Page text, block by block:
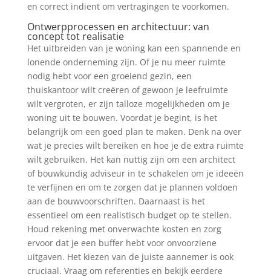
en correct indient om vertragingen te voorkomen.
Ontwerpprocessen en architectuur: van
concept tot realisatie
Het uitbreiden van je woning kan een spannende en
lonende onderneming zijn. Of je nu meer ruimte
nodig hebt voor een groeiend gezin, een
thuiskantoor wilt creëren of gewoon je leefruimte
wilt vergroten, er zijn talloze mogelijkheden om je
woning uit te bouwen. Voordat je begint, is het
belangrijk om een goed plan te maken. Denk na over
wat je precies wilt bereiken en hoe je de extra ruimte
wilt gebruiken. Het kan nuttig zijn om een architect
of bouwkundig adviseur in te schakelen om je ideeën
te verfijnen en om te zorgen dat je plannen voldoen
aan de bouwvoorschriften. Daarnaast is het
essentieel om een realistisch budget op te stellen.
Houd rekening met onverwachte kosten en zorg
ervoor dat je een buffer hebt voor onvoorziene
uitgaven. Het kiezen van de juiste aannemer is ook
cruciaal. Vraag om referenties en bekijk eerdere